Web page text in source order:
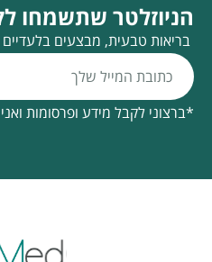
הניוזלטר שתשמחו
בריאות טבעית, מבצעים
*ברצוני לקבל מידע ופרסומות